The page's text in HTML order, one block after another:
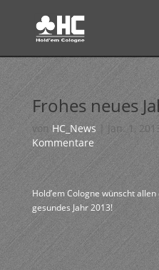
Frohes neues
von HC_News | Jan. 1,
Kommentare
Hold’em Cologne wünscht
gesundes Jahr 2013!